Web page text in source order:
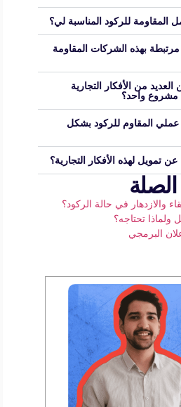
المقاومة للركود المناسبة لي؟
بهذه الشركات المقاومة
من الأفكار التجارية
مشروع واحد؟
المقاوم للركود بشكل
تمويل لهذه الأفكار التجارية؟
والازدهار في حالة الركود؟
ولماذا تحتاجه؟